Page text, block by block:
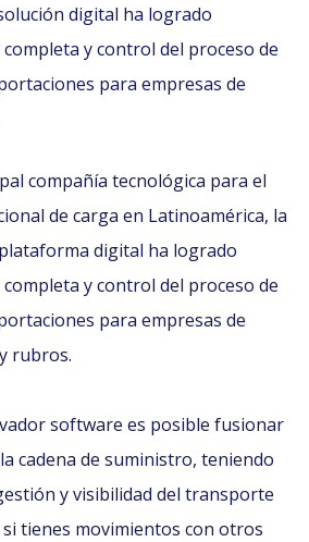
digital ha logrado
y control del proceso de
para empresas de
compañía tecnológica para el
de carga en Latinoamérica, la
digital ha logrado
y control del proceso de
para empresas de
rubros.
software es posible fusionar
cadena de suministro, teniendo
y visibilidad del transporte
tienes movimientos con otros